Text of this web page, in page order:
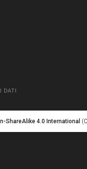
DATI
ShareAlike 4.0 International